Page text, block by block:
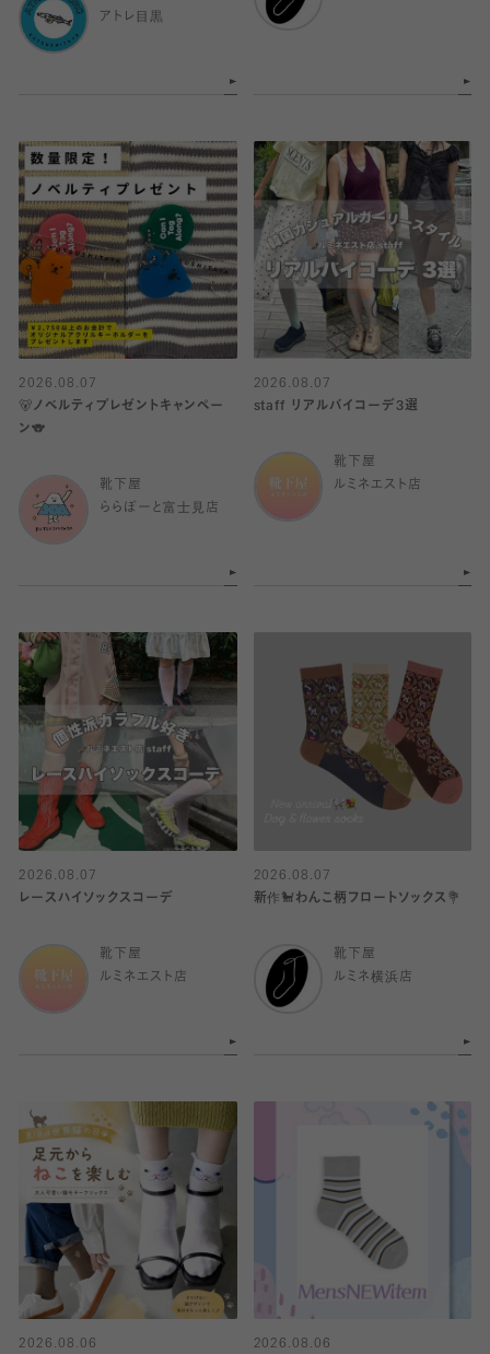
アトレ目黒
2026.08.07
🐻ノベルティプレゼントキャンペー
ン🐨
靴下屋
ららぽーと富士見店
2026.08.07
staff リアルバイコーデ3選
靴下屋
ルミネエスト店
2026.08.07
レースハイソックスコーデ
靴下屋
ルミネエスト店
2026.08.07
新作🐩わんこ柄フロートソックス💐
靴下屋
ルミネ横浜店
2026.08.06
2026.08.06